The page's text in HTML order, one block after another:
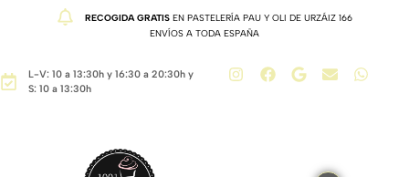
RECOGIDA GRATISEN PASTELERÍA PAU Y OLI DE URZÁIZ 166
ENVÍOS A TODA ESPAÑA
L-V: 10 a 13:30h y 16:30 a 20:30h y
S: 10 a 13:30h